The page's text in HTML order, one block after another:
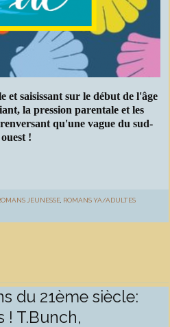
et saisissant sur le début de l'âge
la pression parentale et les
qu'une vague du sud-
ouest !
JEUNESSE, ROMANS YA/ADULTES
du 21ème siècle:
! T.Bunch,